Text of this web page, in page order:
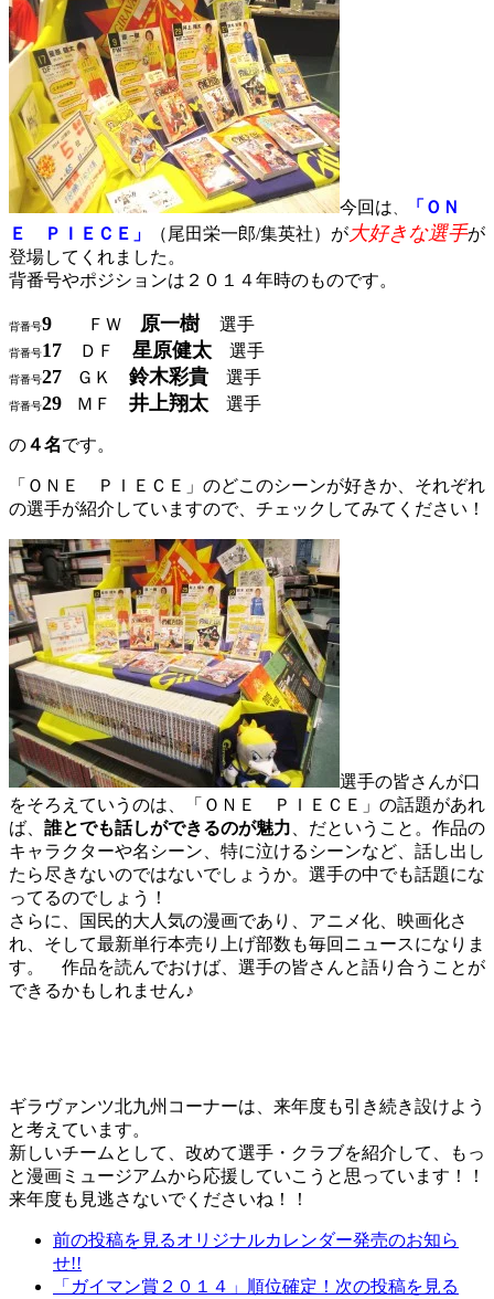
今回は 「 ＯＮ
Ｅ ＰＩＥＣＥ 」 （尾田栄一郎/集英社）が大好きな選手が
登場してくれました。
背番号やポジションは２０１４年時のものです。
背番号9 ＦＷ 原一樹 選手
背番号17 ＤＦ 星原健太 選手
背番号27 ＧＫ 鈴木彩貴 選手
背番号29 ＭＦ 井上翔太 選手
の４名です。
「ＯＮＥ ＰＩＥＣＥ」のどこのシーンが好きか、それぞれ
の選手が紹介していますので、チェックしてみてください！
選手の皆さんが口
をそろえていうのは、「ＯＮＥ ＰＩＥＣＥ」の話題があれ
ば、 誰とでも話しができるのが魅力 、だということ。作品の
キャラクターや名シーン、特に泣けるシーンなど、話し出し
たら尽きないのではないでしょうか。選手の中でも話題にな
ってるのでしょう！
さらに、国民的大人気の漫画であり、アニメ化、映画化さ
れ、そして最新単行本売り上げ部数も毎回ニュースになりま
す。 作品を読んでおけば、選手の皆さんと語り合うことが
できるかもしれません♪
ギラヴァンツ北九州コーナーは、来年度も引き続き設けよう
と考えています。
新しいチームとして、改めて選手・クラブを紹介して、もっ
と漫画ミュージアムから応援していこうと思っています！！
来年度も見逃さないでくださいね！！
前の投稿を見るオリジナルカレンダー発売のお知ら
せ!!
「ガイマン賞２０１４」順位確定！ 次の投稿を見る